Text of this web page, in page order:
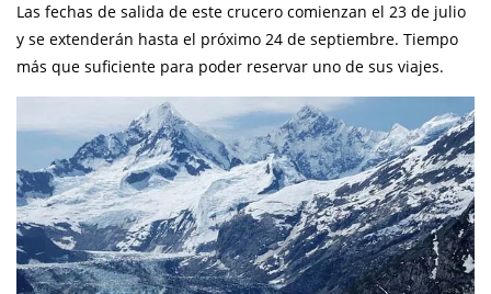
Las fechas de salida de este crucero comienzan el 23 de julio
y se extenderán hasta el próximo 24 de septiembre. Tiempo
más que suficiente para poder reservar uno de sus viajes.